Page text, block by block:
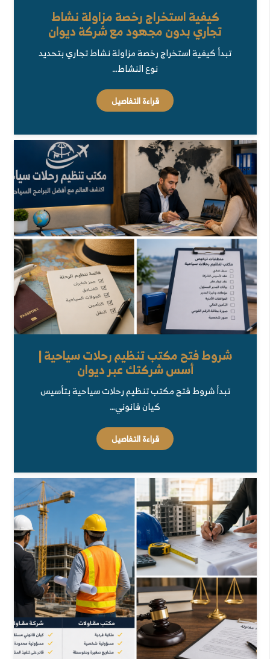
كيفية استخراج رخصة مزاولة نشاط
تجاري بدون مجهود مع شركة ديوان
تبدأ كيفية استخراج رخصة مزاولة نشاط تجاري بتحديد
نوع النشاط…
قراءة التفاصيل
شروط فتح مكتب تنظيم رحلات سياحية |
أسس شركتك عبر ديوان
تبدأ شروط فتح مكتب تنظيم رحلات سياحية بتأسيس
كيان قانوني…
قراءة التفاصيل